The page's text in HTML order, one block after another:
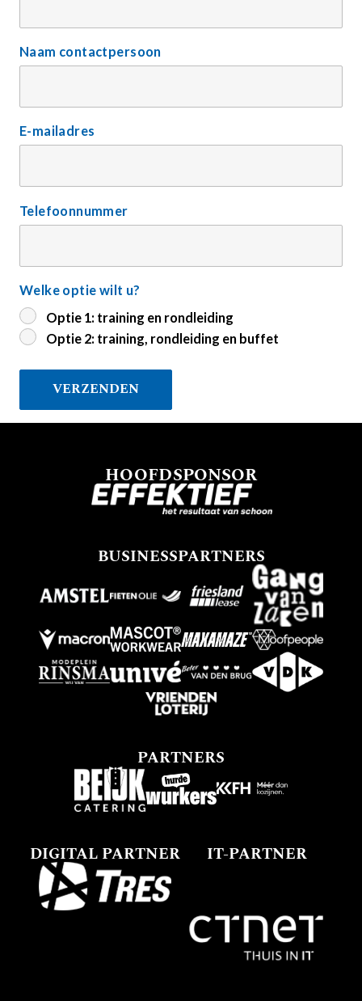
Naam contactpersoon
E-mailadres
Telefoonnummer
Welke optie wilt u?
Optie 1: training en rondleiding
Optie 2: training, rondleiding en buffet
HOOFDSPONSOR
BUSINESSPARTNERS
PARTNERS
DIGITAL PARTNER IT-PARTNER